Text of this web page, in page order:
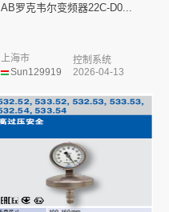
AB罗克韦尔变频器22C-D0...
Sun129919
上海市
控制系统
2026-04-13